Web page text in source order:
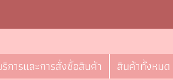
การและการสั่งซื้อสินค้า สินค้าทั้งหมด